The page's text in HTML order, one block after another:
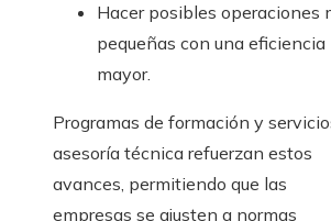
Hacer posibles operaciones
pequeñas con una eficiencia
mayor.
Programas de formación y
asesoría técnica refuerzan estos
avances, permitiendo que las
empresas se ajusten a normas